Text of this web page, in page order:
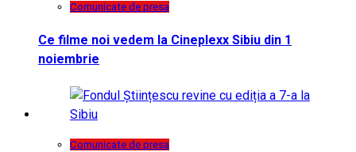
Comunicate de presa
Ce filme noi vedem la Cineplexx Sibiu din 1
noiembrie
Comunicate de presa